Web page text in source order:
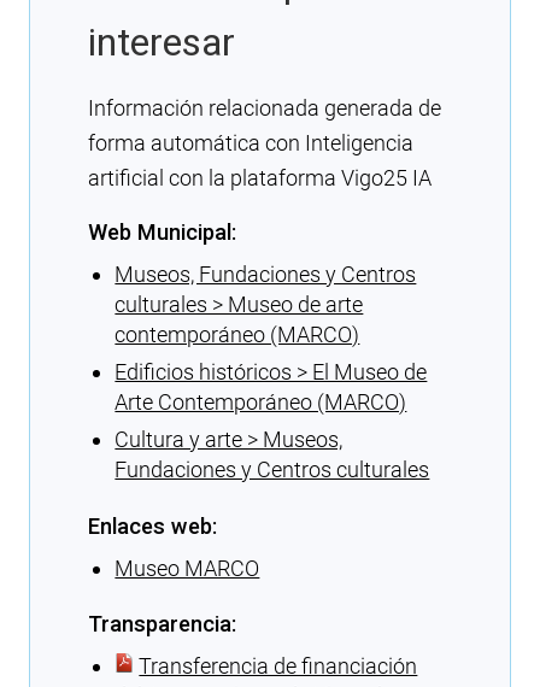
interesar
Información relacionada generada de
forma automática con Inteligencia
artificial con la plataforma Vigo25 IA
Web Municipal:
Museos, Fundaciones y Centros
culturales > Museo de arte
contemporáneo (MARCO)
Edificios históricos > El Museo de
Arte Contemporáneo (MARCO)
Cultura y arte > Museos,
Fundaciones y Centros culturales
Enlaces web:
Museo MARCO
Transparencia:
Transferencia de financiación